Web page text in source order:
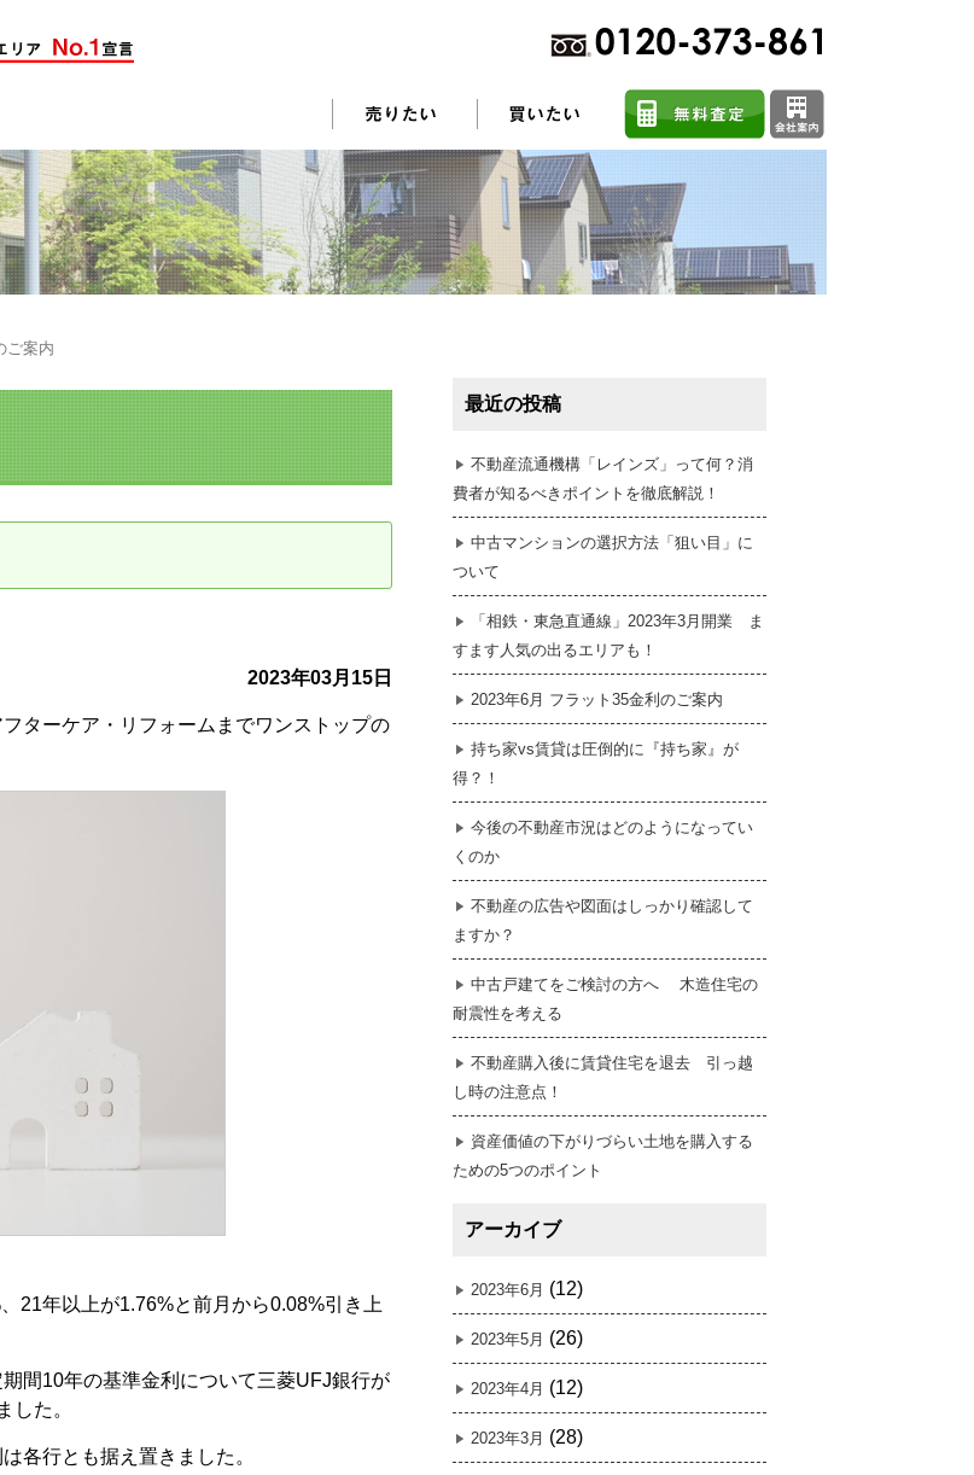
売却されたお客様の声 不動産売却に関するよくある質問
不動産売却成功のコツ 任意売却
ォーム
売買契約のご締結
について 不動産売却後の税金
声 不動産購入に関するよくある質問
入できる仕組み リニュアル仲介で実現する豊かな暮らし はじめての物件探し
ご案内
2023年03月15日
ターケア・リフォームまでワンストップの
21年以上が1.76%と前月から0.08%引き上
間10年の基準金利について三菱UFJ銀行が
した。
各行とも据え置きました。
最近の投稿
不動産流通機構「レインズ」って何？消
費者が知るべきポイントを徹底解説！
中古マンションの選択方法「狙い目」に
ついて
「相鉄・東急直通線」2023年3月開業 ま
すます人気の出るエリアも！
2023年6月 フラット35金利のご案内
持ち家vs賃貸は圧倒的に『持ち家』が
得？！
今後の不動産市況はどのようになってい
くのか
不動産の広告や図面はしっかり確認して
ますか？
中古戸建てをご検討の方へ 木造住宅の
耐震性を考える
不動産購入後に賃貸住宅を退去 引っ越
し時の注意点！
資産価値の下がりづらい土地を購入する
ための5つのポイント
アーカイブ
2023年6月 (12)
2023年5月 (26)
2023年4月 (12)
2023年3月 (28)